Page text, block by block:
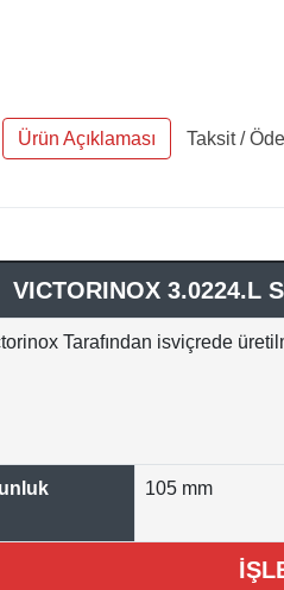
Ürün Açıklaması Taksit /
VICTORINOX 3.0224.L
Tarafından isviçrede
105 mm